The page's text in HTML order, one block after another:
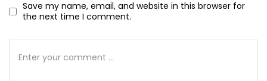
Save my name, email, and website in this browser for
the next time I comment.